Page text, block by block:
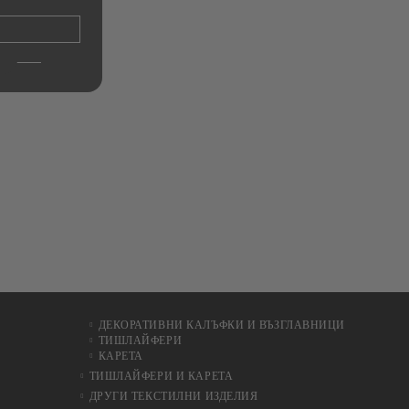
ДЕКОРАТИВНИ КАЛЪФКИ И ВЪЗГЛАВНИЦИ
ТИШЛАЙФЕРИ
КАРЕТА
ТИШЛАЙФЕРИ И КАРЕТА
ДРУГИ ТЕКСТИЛНИ ИЗДЕЛИЯ